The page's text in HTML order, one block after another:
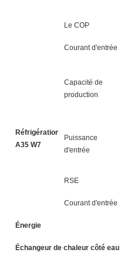
Le COP
Courant d'entrée
Réfrigération4
A35 W7
Capacité de
production
Puissance
d'entrée
RSE
Courant d'entrée
Énergie
Échangeur de chaleur côté eau